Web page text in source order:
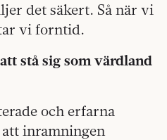
det säkert. Så när vi
vi forntid.
stå sig som värdland
och erfarna
inramningen